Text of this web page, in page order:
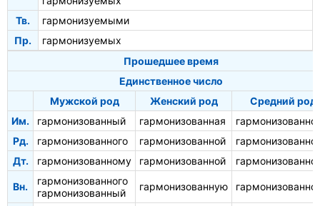
Тв.
гармонизуемыми
Пр.
гармонизуемых
Прошедшее время
Единственное число
Мужской род
Женский род
Средний род
Им.
гармонизованный гармонизованная
Рд.
гармонизованного гармонизованной
Дт.
гармонизованному гармонизованной
Вн.
гармонизованного
гармонизованный
гармонизованную